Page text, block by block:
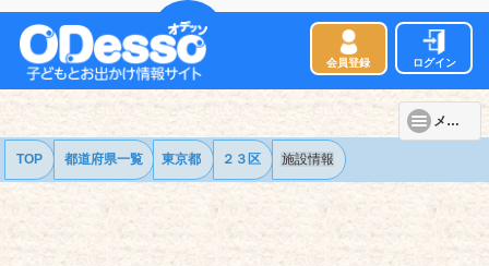
会員登録 ログイン
メニュー
TOP 都道府県一覧 東京都 ２３区 施設情報